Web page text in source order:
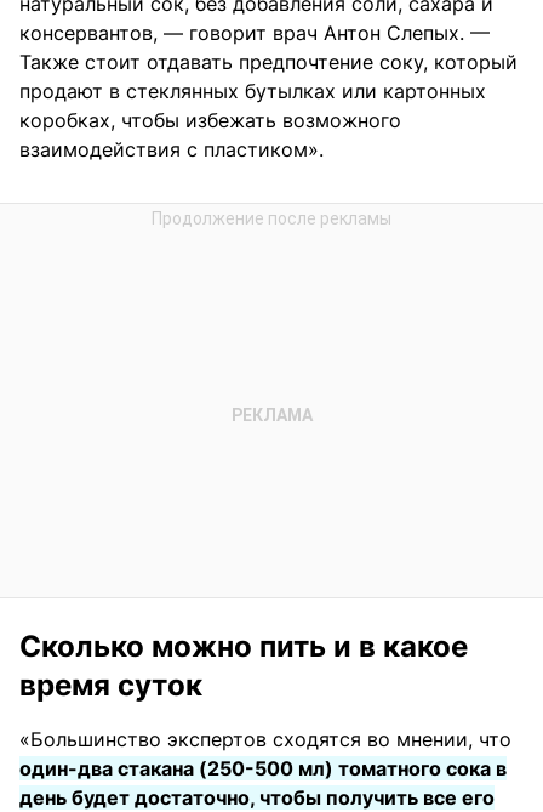
консервантов, — говорит врач Антон Слепых. —
Также стоит отдавать предпочтение соку, который
продают в стеклянных бутылках или картонных
коробках, чтобы избежать возможного
взаимодействия с пластиком».
Сколько можно пить и в какое
время суток
«Большинство экспертов сходятся во мнении, что
один-два стакана (250-500 мл) томатного сока в
день будет достаточно, чтобы получить все его